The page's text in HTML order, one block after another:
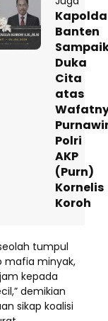
Kapolda
Banten
Duka
Cita
atas
Polri
AKP
(Purn)
Kornelis
Koroh
tumpul
mafia minyak,
kepada
demikian
sikap koalisi